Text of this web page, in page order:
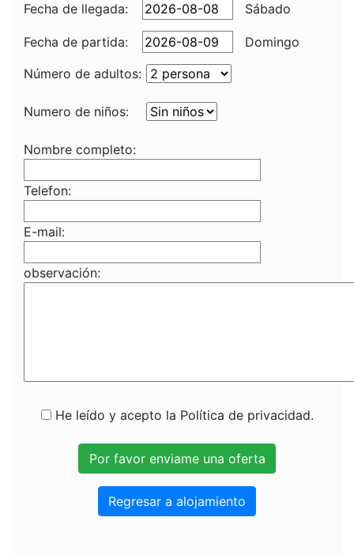
Fecha de llegada: Sábado
Fecha de partida:
Domingo
Número de adultos:
Numero de niños:
Nombre completo:
Telefon:
E-mail:
observación:
He leído y acepto la Política de privacidad.
Regresar a alojamiento